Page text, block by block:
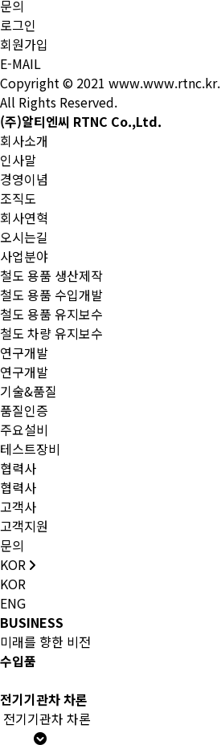
문의
로그인
회원가입
E-MAIL
Copyright © 2021 www.www.rtnc.kr.
All Rights Reserved.
(주)알티엔씨 RTNC Co.,Ltd.
회사소개
인사말
경영이념
조직도
회사연혁
오시는길
사업분야
철도 용품 생산제작
철도 용품 수입개발
철도 용품 유지보수
철도 차량 유지보수
연구개발
연구개발
기술&품질
품질인증
주요설비
테스트장비
협력사
협력사
고객사
고객지원
문의
KOR
KOR
ENG
BUSINESS
미래를 향한 비전
수입품
전기기관차 차론
전기기관차 차론